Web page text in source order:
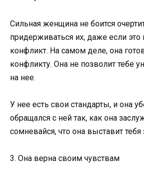
Сильная женщина не боится
придерживаться их, даже если
конфликт. На самом деле, она
конфликту. Она не позволит тебе
на нее.
У нее есть свои стандарты, и она
обращался с ней так, как она
сомневайся, что она выставит тебя
3. Она верна своим чувствам